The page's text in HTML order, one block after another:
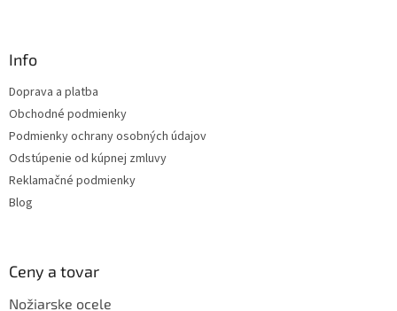
Info
Doprava a platba
Obchodné podmienky
Podmienky ochrany osobných údajov
Odstúpenie od kúpnej zmluvy
Reklamačné podmienky
Blog
Ceny a tovar
Nožiarske ocele